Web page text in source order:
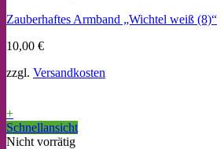
Zauberhaftes Armband „Wichtel weiß (8)“
10,00 €
zzgl. Versandkosten
+
Schnellansicht
Nicht vorrätig